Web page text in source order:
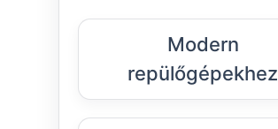
Modern
repülőgépekhez